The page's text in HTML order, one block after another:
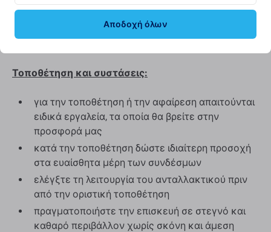
ανταλλακτικό. Σε σπάνιες περιπτώσεις ενδέχεται να
υπάρχουν μικρές διαφορές στη λειτουργία, την
Τοποθέτηση και συστάσεις:
για την τοποθέτηση ή την αφαίρεση απαιτούνται
ειδικά εργαλεία, τα οποία θα βρείτε στην
προσφορά μας
κατά την τοποθέτηση δώστε ιδιαίτερη προσοχή
στα ευαίσθητα μέρη των συνδέσμων
ελέγξτε τη λειτουργία του ανταλλακτικού πριν
από την οριστική τοποθέτηση
πραγματοποιήστε την επισκευή σε στεγνό και
καθαρό περιβάλλον χωρίς σκόνη και άμεση
Αποδοχή όλων